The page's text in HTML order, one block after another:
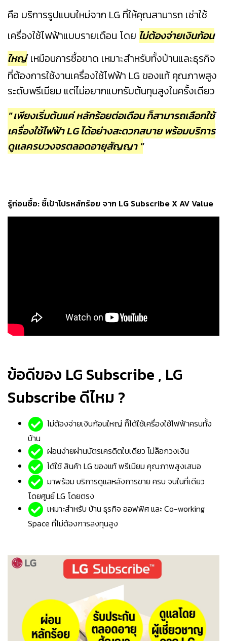
คือ บริการรูปแบบใหม่จาก LG ที่ให้คุณสามารถ เช่าใช้
เครื่องใช้ไฟฟ้าแบบรายเดือน โดย ไม่ต้องจ่ายเงินก้อน
ใหญ่ เหมือนการซื้อขาด เหมาะสำหรับทั้งบ้านและธุรกิจ
ที่ต้องการใช้งานเครื่องใช้ไฟฟ้า LG ของแท้ คุณภาพสูง
ระดับพรีเมียม แต่ไม่อยากแบกรับต้นทุนสูงในครั้งเดียว
" เพียงเริ่มต้นแค่ หลักร้อยต่อเดือน ก็สามารถเลือกใช้
เครื่องใช้ไฟฟ้า LG ได้อย่างสะดวกสบาย พร้อมบริการ
ดูแลครบวงจรตลอดอายุสัญญา "
รู้ก่อนซื้อ: ชี้เป้าโปรหลักร้อย จาก LG Subscribe X AV Value
ข้อดีของ LG Subscribe , LG
Subscribe ดีไหม ?
ไม่ต้องจ่ายเงินก้อนใหญ่ ก็ได้ใช้เครื่องใช้ไฟฟ้าครบทั้ง
บ้าน
ผ่อนง่ายผ่านบัตรเครดิตใบเดียว ไม่ล็อกวงเงิน
ได้ใช้ สินค้า LG ของแท้ พรีเมียม คุณภาพสูงเสมอ
มาพร้อม บริการดูแลหลังการขาย ครบ จบในที่เดียว
โดยศูนย์ LG โดยตรง
เหมาะสำหรับ บ้าน ธุรกิจ ออฟฟิศ และ Co-working
Space ที่ไม่ต้องการลงทุนสูง